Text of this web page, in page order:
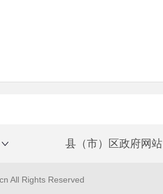
县（市）区政府网站
All Rights Reserved